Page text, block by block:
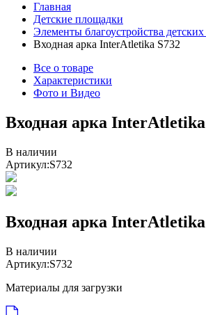
Главная
Детские площадки
Элементы благоустройства
Входная арка InterAtletika S732
Все о товаре
Характеристики
Фото и Видео
Входная арка InterAtletika
В наличии
Артикул:S732
Входная арка InterAtletika
В наличии
Артикул:S732
Материалы для загрузки